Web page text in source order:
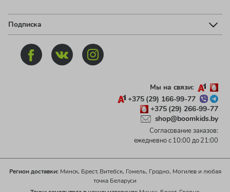
Подписка
Мы на связи:
+375 (29) 166-99-77
+375 (29) 266-99-77
shop@boomkids.by
Согласование заказов:
ежедневно с 10:00 до 21:00
Регион доставки:Минск, Брест, Витебск, Гомель, Гродно, Могилев и любая
точка Беларуси